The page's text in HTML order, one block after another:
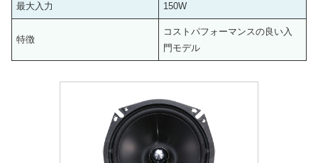
最大入力 150W
特徴
コストパフォーマンスの良い入
門モデル